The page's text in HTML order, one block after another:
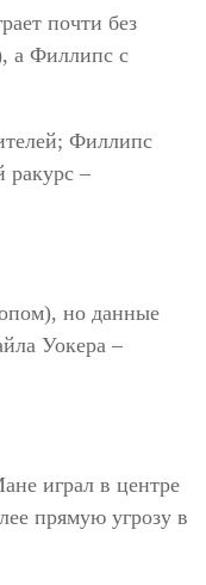
почти без
а Филлипс с
Филлипс
ракурс –
но данные
Уокера –
играл в центре
прямую угрозу в